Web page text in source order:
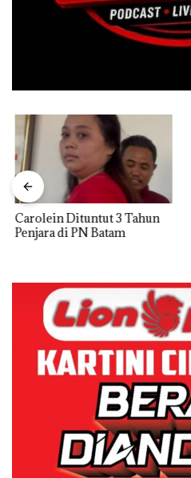
Carolein Dituntut 3 Tahun
Penjara di PN Batam